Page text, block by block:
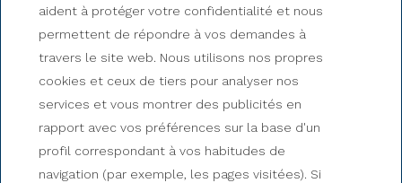
HOTEL & SPA NIUNIT
aident à protéger votre confidentialité et nous
permettent de répondre à vos demandes à
travers le site web. Nous utilisons nos propres
cookies et ceux de tiers pour analyser nos
services et vous montrer des publicités en
rapport avec vos préférences sur la base d'un
profil correspondant à vos habitudes de
navigation (par exemple, les pages visitées). Si